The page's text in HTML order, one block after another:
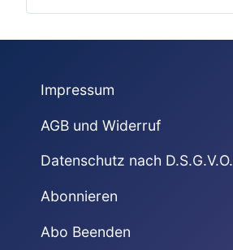
Impressum
AGB und Widerruf
Datenschutz nach D.S.G.V.O.
Abonnieren
Abo Beenden